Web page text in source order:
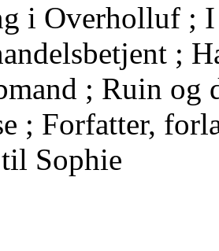
i Overholluf ;
;
; Ruin og
; Forfatter,
Sophie